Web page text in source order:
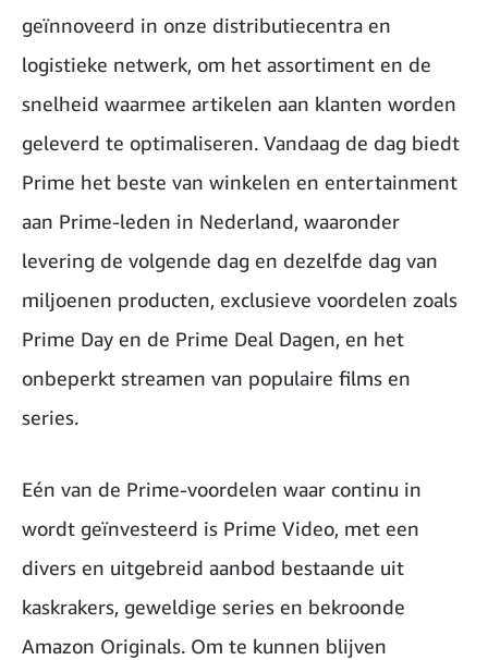
geïnnoveerd in onze distributiecentra en
logistieke netwerk, om het assortiment en de
snelheid waarmee artikelen aan klanten worden
geleverd te optimaliseren. Vandaag de dag biedt
Prime het beste van winkelen en entertainment
aan Prime-leden in Nederland, waaronder
levering de volgende dag en dezelfde dag van
miljoenen producten, exclusieve voordelen zoals
Prime Day en de Prime Deal Dagen, en het
onbeperkt streamen van populaire films en
series.
Eén van de Prime-voordelen waar continu in
wordt geïnvesteerd is Prime Video, met een
divers en uitgebreid aanbod bestaande uit
kaskrakers, geweldige series en bekroonde
Amazon Originals. Om te kunnen blijven